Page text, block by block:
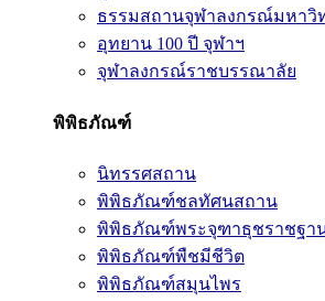
ธรรมสถานจุฬาลงกรณ์มหาวิ
อุทยาน 100 ปี จุฬาฯ
จุฬาลงกรณ์ราชบรรณาลัย
พิพิธภัณฑ์
นิทรรศสถาน
พิพิธภัณฑ์ชลทัศนสถาน
พิพิธภัณฑ์พระจุฑาธุชราชฐา
พิพิธภัณฑ์พืชมีชีวิต
พิพิธภัณฑ์สมุนไพร